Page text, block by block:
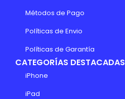
Métodos de Pago
Políticas de Envio
Políticas de Garantía
CATEGORÍAS DESTACADAS
iPhone
iPad